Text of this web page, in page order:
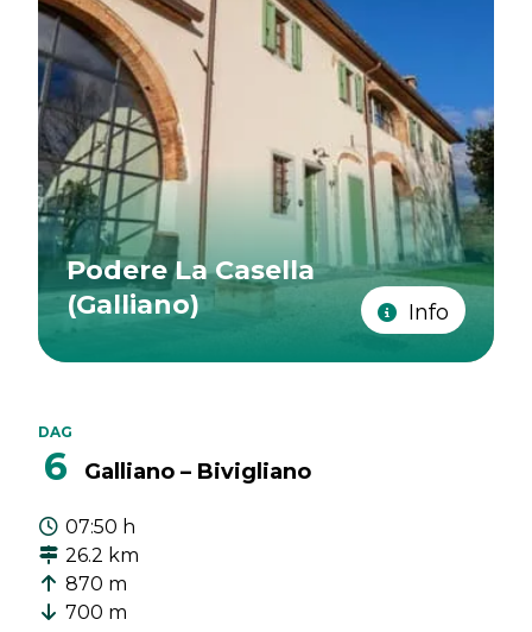
Podere La Casella
(Galliano)
Info
DAG
6 Galliano – Bivigliano
07:50 h
26.2 km
870 m
700 m